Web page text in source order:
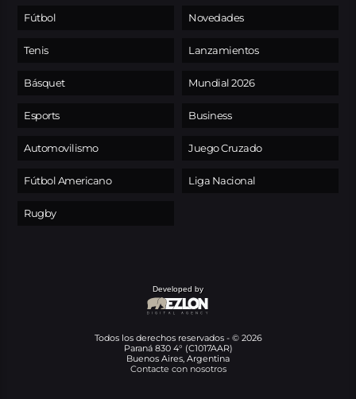
Fútbol
Tenis
Básquet
Esports
Automovilismo
Fútbol Americano
Rugby
Novedades
Lanzamientos
Mundial 2026
Business
Juego Cruzado
Liga Nacional
Developed by
Todos los derechos reservados - © 2026
Paraná 830 4° (C1017AAR)
Buenos Aires, Argentina
Contacte con nosotros